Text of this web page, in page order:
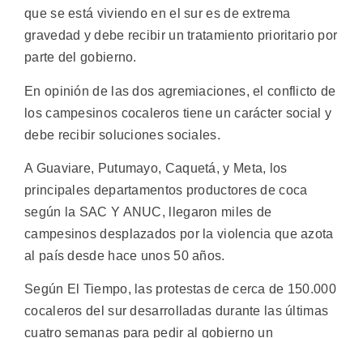
que se está viviendo en el sur es de extrema
gravedad y debe recibir un tratamiento prioritario por
parte del gobierno.
En opinión de las dos agremiaciones, el conflicto de
los campesinos cocaleros tiene un carácter social y
debe recibir soluciones sociales.
A Guaviare, Putumayo, Caquetá, y Meta, los
principales departamentos productores de coca
según la SAC Y ANUC, llegaron miles de
campesinos desplazados por la violencia que azota
al país desde hace unos 50 años.
Según El Tiempo, las protestas de cerca de 150.000
cocaleros del sur desarrolladas durante las últimas
cuatro semanas para pedir al gobierno un